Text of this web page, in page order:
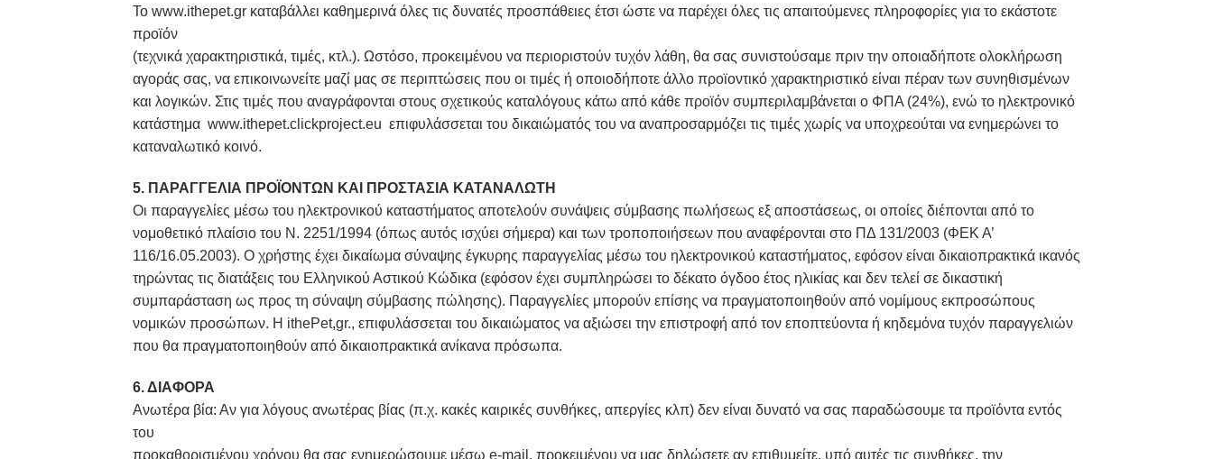
To www.ithepet.gr καταβάλλει καθημερινά όλες τις δυνατές προσπάθειες έτσι ώστε να παρέχει όλες τις απαιτούμενες πληροφορίες για το εκάστοτε
προϊόν
(τεχνικά χαρακτηριστικά, τιμές, κτλ.). Ωστόσο, προκειμένου να περιοριστούν τυχόν λάθη, θα σας συνιστούσαμε πριν την οποιαδήποτε ολοκλήρωση
αγοράς σας, να επικοινωνείτε μαζί μας σε περιπτώσεις που οι τιμές ή οποιοδήποτε άλλο προϊοντικό χαρακτηριστικό είναι πέραν των συνηθισμένων
και λογικών. Στις τιμές που αναγράφονται στους σχετικούς καταλόγους κάτω από κάθε προϊόν συμπεριλαμβάνεται ο ΦΠΑ (24%), ενώ το ηλεκτρονικό
κατάστημα www.ithepet.clickproject.eu επιφυλάσσεται του δικαιώματός του να αναπροσαρμόζει τις τιμές χωρίς να υποχρεούται να ενημερώνει το
καταναλωτικό κοινό.
5. ΠΑΡΑΓΓΕΛΙΑ ΠΡΟΪΟΝΤΩΝ ΚΑΙ ΠΡΟΣΤΑΣΙΑ ΚΑΤΑΝΑΛΩΤΗ
Οι παραγγελίες μέσω του ηλεκτρονικού καταστήματος αποτελούν συνάψεις σύμβασης πωλήσεως εξ αποστάσεως, οι οποίες διέπονται από το
νομοθετικό πλαίσιο του Ν. 2251/1994 (όπως αυτός ισχύει σήμερα) και των τροποποιήσεων που αναφέρονται στο ΠΔ 131/2003 (ΦΕΚ Α’
116/16.05.2003). Ο χρήστης έχει δικαίωμα σύναψης έγκυρης παραγγελίας μέσω του ηλεκτρονικού καταστήματος, εφόσον είναι δικαιοπρακτικά ικανός
τηρώντας τις διατάξεις του Ελληνικού Αστικού Κώδικα (εφόσον έχει συμπληρώσει το δέκατο όγδοο έτος ηλικίας και δεν τελεί σε δικαστική
συμπαράσταση ως προς τη σύναψη σύμβασης πώλησης). Παραγγελίες μπορούν επίσης να πραγματοποιηθούν από νομίμους εκπροσώπους
νομικών προσώπων. Η ithePet,gr., επιφυλάσσεται του δικαιώματος να αξιώσει την επιστροφή από τον εποπτεύοντα ή κηδεμόνα τυχόν παραγγελιών
που θα πραγματοποιηθούν από δικαιοπρακτικά ανίκανα πρόσωπα.
6. ΔΙΑΦΟΡΑ
Ανωτέρα βία: Αν για λόγους ανωτέρας βίας (π.χ. κακές καιρικές συνθήκες, απεργίες κλπ) δεν είναι δυνατό να σας παραδώσουμε τα προϊόντα εντός
του
προκαθορισμένου χρόνου θα σας ενημερώσουμε μέσω e-mail, προκειμένου να μας δηλώσετε αν επιθυμείτε, υπό αυτές τις συνθήκες, την